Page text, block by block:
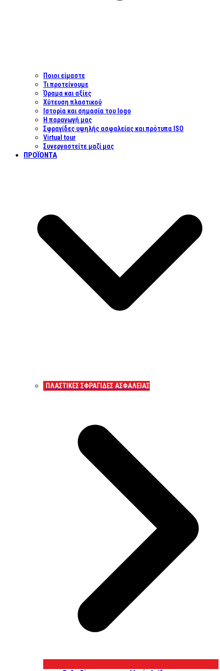
Ποιοι είμαστε
Τι προτείνουμε
Όραμα και αξίες
Χύτευση πλαστικού
Ιστορία και σημασία του logo
Η παραγωγή μας
Σφραγίδες υψηλής ασφαλείας και πρότυπα ISO
Virtual tour
Συνεργαστείτε μαζί μας
ΠΡΟΪΌΝΤΑ
ΠΛΑΣΤΙΚΕΣ ΣΦΡΑΓΙΔΕΣ ΑΣΦΑΛΕΙΑΣ